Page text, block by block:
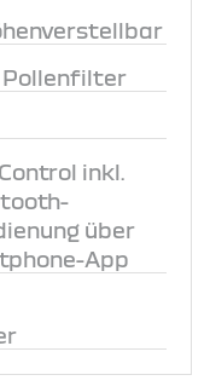
Pollenfilter
inkl.
über
App